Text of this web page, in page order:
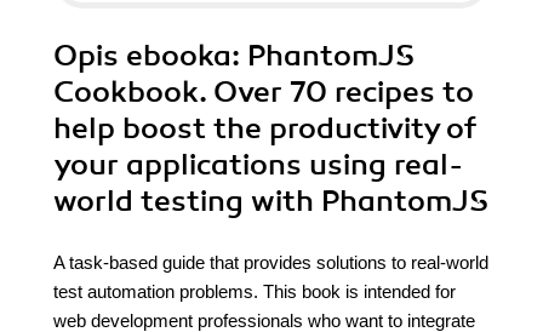
Opis ebooka: PhantomJS
Cookbook. Over 70 recipes to
help boost the productivity of
your applications using real-
world testing with PhantomJS
A task-based guide that provides solutions to real-world
test automation problems. This book is intended for
web development professionals who want to integrate